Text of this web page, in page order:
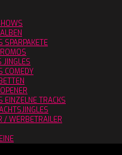
SPARPAKETE
JINGLES
COMEDY
EINZELNE TRACKS
/ WERBETRAILER